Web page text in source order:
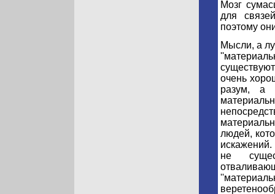
Мозг
для
поэтому
Мысли, а
очень
разум, а
людей,
не